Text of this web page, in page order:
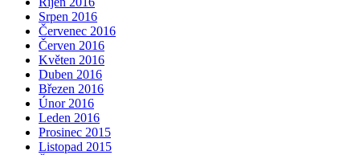
Srpen 2016
Červenec 2016
Červen 2016
Květen 2016
Duben 2016
Březen 2016
Únor 2016
Leden 2016
Prosinec 2015
Listopad 2015